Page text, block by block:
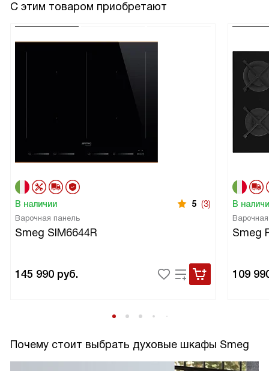
С этим товаром приобретают
В наличии 5 (3)
Варочная панель
Smeg SIM6644R
145 990 руб.
В
Smeg
109
Почему стоит выбрать духовые шкафы Smeg